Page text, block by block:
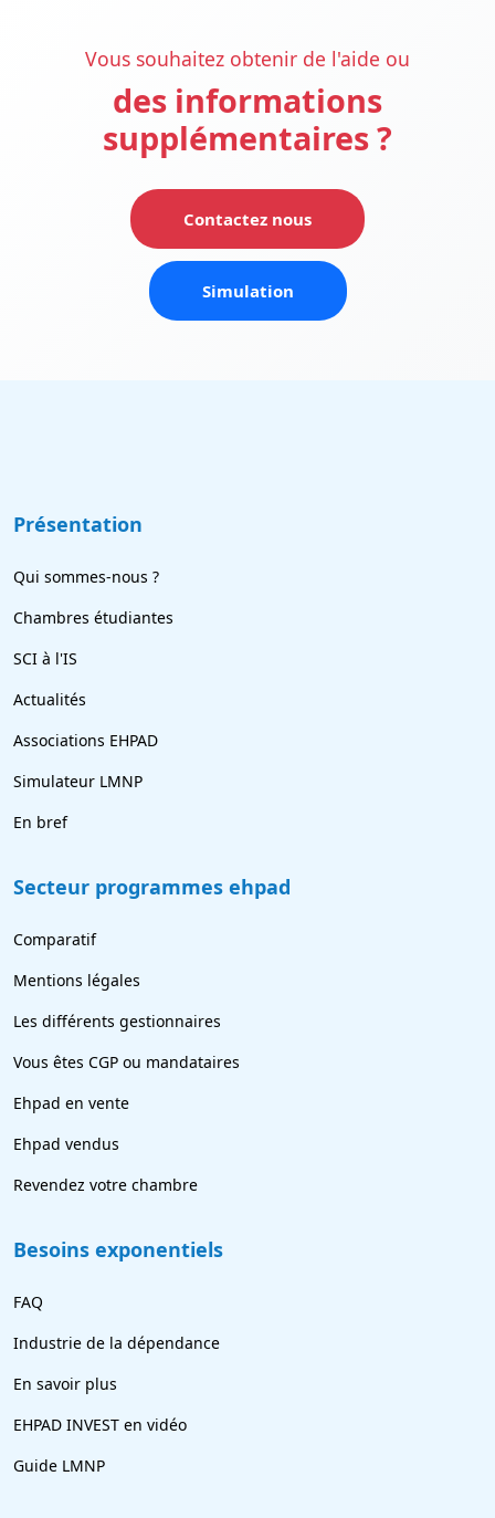
Vous souhaitez obtenir de l'aide ou
des informations
supplémentaires ?
Contactez nous
Simulation
Présentation
Qui sommes-nous ?
Chambres étudiantes
SCI à l'IS
Actualités
Associations EHPAD
Simulateur LMNP
En bref
Secteur programmes ehpad
Comparatif
Mentions légales
Les différents gestionnaires
Vous êtes CGP ou mandataires
Ehpad en vente
Ehpad vendus
Revendez votre chambre
Besoins exponentiels
FAQ
Industrie de la dépendance
En savoir plus
EHPAD INVEST en vidéo
Guide LMNP